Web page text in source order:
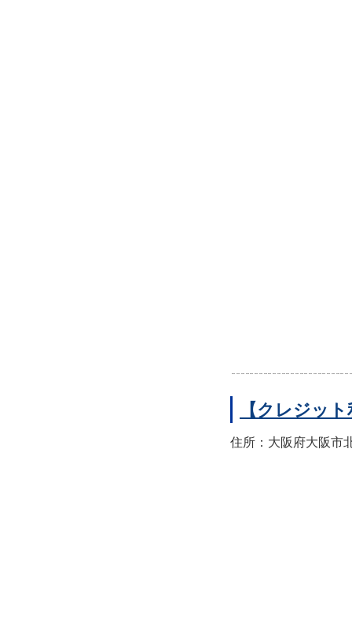
【クレジッ
住所：大阪府大阪市